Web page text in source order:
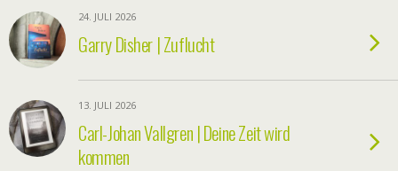
24. JULI 2026
Garry Disher | Zuflucht
13. JULI 2026
Carl-Johan Vallgren | Deine Zeit wird
kommen